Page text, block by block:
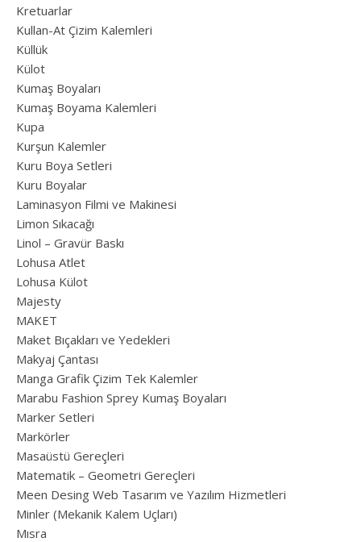
Kretuarlar
Kullan-At Çizim Kalemleri
Küllük
Külot
Kumaş Boyaları
Kumaş Boyama Kalemleri
Kupa
Kurşun Kalemler
Kuru Boya Setleri
Kuru Boyalar
Laminasyon Filmi ve Makinesi
Limon Sıkacağı
Linol – Gravür Baskı
Lohusa Atlet
Lohusa Külot
Majesty
MAKET
Maket Bıçakları ve Yedekleri
Makyaj Çantası
Manga Grafik Çizim Tek Kalemler
Marabu Fashion Sprey Kumaş Boyaları
Marker Setleri
Markörler
Masaüstü Gereçleri
Matematik – Geometri Gereçleri
Meen Desing Web Tasarım ve Yazılım Hizmetleri
Minler (Mekanik Kalem Uçları)
Mısra